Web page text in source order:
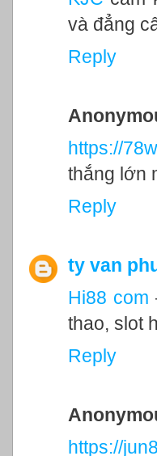
và đẳng
Reply
https://
thắng lớn
Reply
ty van
Hi88 com
thao, slot
Reply
https://